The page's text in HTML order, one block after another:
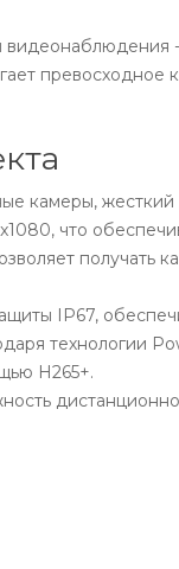
камеры,
что
получать
IP67,
технологии
H265+.